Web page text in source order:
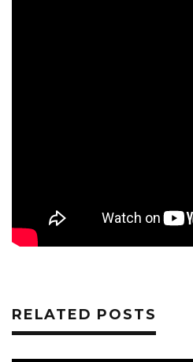
RELATED POSTS